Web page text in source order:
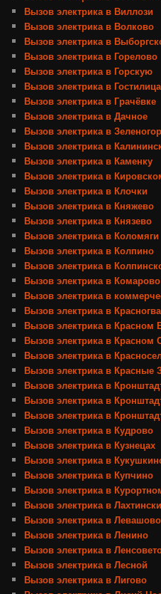
Вызов электрика в Виллози
Вызов электрика в Волково
Вызов электрика в
Вызов электрика в Горелово
Вызов электрика в Горскую
Вызов электрика в
Вызов электрика в Грачёвке
Вызов электрика в Дачное
Вызов электрика в
Вызов электрика в
Вызов электрика в Каменку
Вызов электрика в
Вызов электрика в Клочки
Вызов электрика в Княжево
Вызов электрика в Князево
Вызов электрика в Коломяги
Вызов электрика в Колпино
Вызов электрика в
Вызов электрика в Комарово
Вызов электрика в
Вызов электрика в
Вызов электрика в Красном
Вызов электрика в Красном
Вызов электрика в
Вызов электрика в Красные
Вызов электрика в
Вызов электрика в
Вызов электрика в
Вызов электрика в Кудрово
Вызов электрика в Кузнецах
Вызов электрика в
Вызов электрика в Купчино
Вызов электрика в
Вызов электрика в
Вызов электрика в Левашово
Вызов электрика в Ленино
Вызов электрика в
Вызов электрика в Лесной
Вызов электрика в Лигово